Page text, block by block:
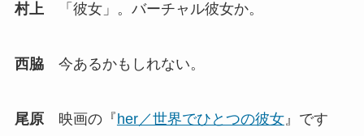
村上「彼女」。バーチャル彼女か。
西脇今あるかもしれない。
尾原映画の『 her／世界でひとつの彼女』です